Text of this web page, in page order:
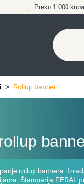
Preko 1.000
> Rollup banneri
rollup bannera.
Štamparija FERAL